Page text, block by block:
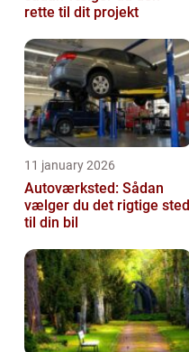
rette til dit projekt
11 january 2026
Autoværksted: Sådan
vælger du det rigtige sted
til din bil